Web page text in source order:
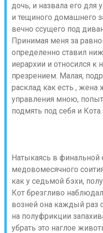
дочь, и назвала его для
и тещиного домашнего
вечно ссущего под
Принимая меня за
определенно ставил
иерархии и относился к
презрением. Малая,
расклад как есть , жена
управления мною,
подмять под себя и
Натыкаясь в финальной
медовомесячного
как у седьмой бэхи,
Кот брезгливо
возней она каждый раз
на полуфрикции
убрать это наглое